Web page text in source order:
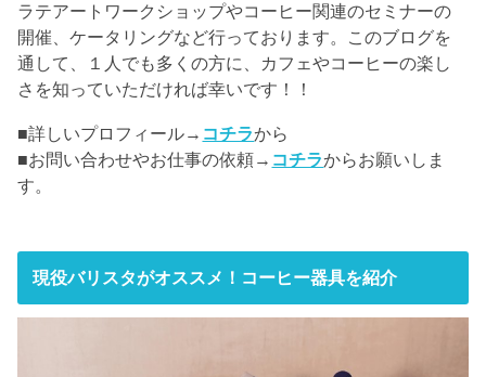
ラテアートワークショップやコーヒー関連のセミナーの
開催、ケータリングなど行っております。このブログを
通して、１人でも多くの方に、カフェやコーヒーの楽し
さを知っていただければ幸いです！！
■詳しいプロフィール→ コチラから
■お問い合わせやお仕事の依頼→ コチラからお願いしま
す。
現役バリスタがオススメ！コーヒー器具を紹介